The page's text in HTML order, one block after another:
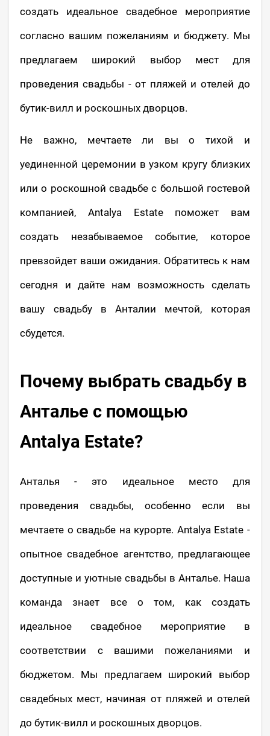
создать идеальное свадебное мероприятие
согласно вашим пожеланиям и бюджету. Мы
предлагаем широкий выбор мест для
проведения свадьбы - от пляжей и отелей до
бутик-вилл и роскошных дворцов.
Не важно, мечтаете ли вы о тихой и
уединенной церемонии в узком кругу близких
или о роскошной свадьбе с большой гостевой
компанией, Antalya Estate поможет вам
создать незабываемое событие, которое
превзойдет ваши ожидания. Обратитесь к нам
сегодня и дайте нам возможность сделать
вашу свадьбу в Анталии мечтой, которая
сбудется.
Почему выбрать свадьбу в
Анталье с помощью
Antalya Estate?
Анталья - это идеальное место для
проведения свадьбы, особенно если вы
мечтаете о свадьбе на курорте. Antalya Estate -
опытное свадебное агентство, предлагающее
доступные и уютные свадьбы в Анталье. Наша
команда знает все о том, как создать
идеальное свадебное мероприятие в
соответствии с вашими пожеланиями и
бюджетом. Мы предлагаем широкий выбор
свадебных мест, начиная от пляжей и отелей
до бутик-вилл и роскошных дворцов.